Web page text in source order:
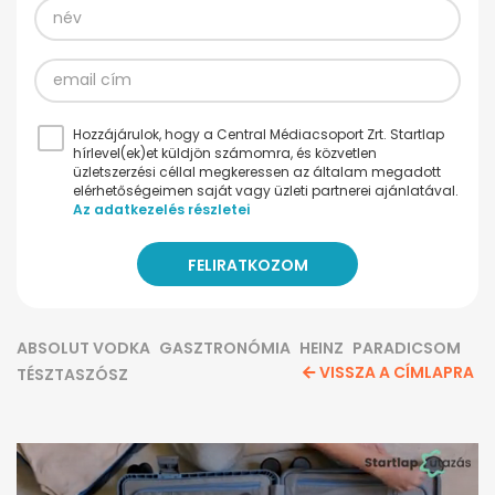
Hozzájárulok, hogy a Central Médiacsoport Zrt. Startlap
hírlevel(ek)et küldjön számomra, és közvetlen
üzletszerzési céllal megkeressen az általam megadott
elérhetőségeimen saját vagy üzleti partnerei ajánlatával.
Az adatkezelés részletei
ABSOLUT VODKA GASZTRONÓMIA HEINZ PARADICSOM
TÉSZTASZÓSZ
VISSZA A CÍMLAPRA